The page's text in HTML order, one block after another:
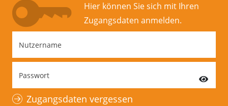
Hier können Sie sich mit Ihren
Zugangs­daten anmelden.
Nutzername
Passwort
Zugangsdaten vergessen